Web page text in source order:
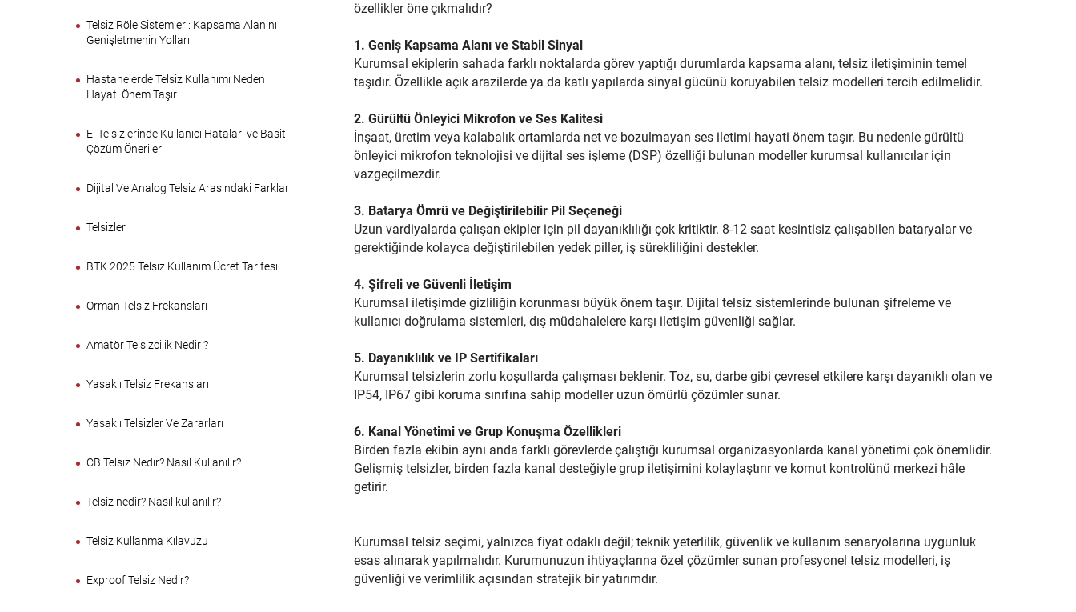
Telsiz Röle Sistemleri: Kapsama Alanını
Genişletmenin Yolları
Hastanelerde Telsiz Kullanımı Neden
Hayati Önem Taşır
El Telsizlerinde Kullanıcı Hataları ve Basit
Çözüm Önerileri
Dijital Ve Analog Telsiz Arasındaki Farklar
Telsizler
BTK 2025 Telsiz Kullanım Ücret Tarifesi
Orman Telsiz Frekansları
Amatör Telsizcilik Nedir ?
Yasaklı Telsiz Frekansları
Yasaklı Telsizler Ve Zararları
CB Telsiz Nedir? Nasıl Kullanılır?
Telsiz nedir? Nasıl kullanılır?
Telsiz Kullanma Kılavuzu
Exproof Telsiz Nedir?
özellikler öne çıkmalıdır?
1. Geniş Kapsama Alanı ve Stabil Sinyal
Kurumsal ekiplerin sahada farklı noktalarda görev yaptığı durumlarda kapsama alanı, telsiz iletişiminin temel
taşıdır. Özellikle açık arazilerde ya da katlı yapılarda sinyal gücünü koruyabilen telsiz modelleri tercih edilmelidir.
2. Gürültü Önleyici Mikrofon ve Ses Kalitesi
İnşaat, üretim veya kalabalık ortamlarda net ve bozulmayan ses iletimi hayati önem taşır. Bu nedenle gürültü
önleyici mikrofon teknolojisi ve dijital ses işleme (DSP) özelliği bulunan modeller kurumsal kullanıcılar için
vazgeçilmezdir.
3. Batarya Ömrü ve Değiştirilebilir Pil Seçeneği
Uzun vardiyalarda çalışan ekipler için pil dayanıklılığı çok kritiktir. 8-12 saat kesintisiz çalışabilen bataryalar ve
gerektiğinde kolayca değiştirilebilen yedek piller, iş sürekliliğini destekler.
4. Şifreli ve Güvenli İletişim
Kurumsal iletişimde gizliliğin korunması büyük önem taşır. Dijital telsiz sistemlerinde bulunan şifreleme ve
kullanıcı doğrulama sistemleri, dış müdahalelere karşı iletişim güvenliği sağlar.
5. Dayanıklılık ve IP Sertifikaları
Kurumsal telsizlerin zorlu koşullarda çalışması beklenir. Toz, su, darbe gibi çevresel etkilere karşı dayanıklı olan ve
IP54, IP67 gibi koruma sınıfına sahip modeller uzun ömürlü çözümler sunar.
6. Kanal Yönetimi ve Grup Konuşma Özellikleri
Birden fazla ekibin aynı anda farklı görevlerde çalıştığı kurumsal organizasyonlarda kanal yönetimi çok önemlidir.
Gelişmiş telsizler, birden fazla kanal desteğiyle grup iletişimini kolaylaştırır ve komut kontrolünü merkezi hâle
getirir.
Kurumsal telsiz seçimi, yalnızca fiyat odaklı değil; teknik yeterlilik, güvenlik ve kullanım senaryolarına uygunluk
esas alınarak yapılmalıdır. Kurumunuzun ihtiyaçlarına özel çözümler sunan profesyonel telsiz modelleri, iş
güvenliği ve verimlilik açısından stratejik bir yatırımdır.